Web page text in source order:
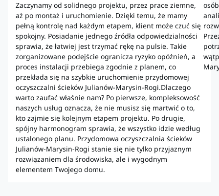
Zaczynamy od solidnego projektu, przez prace ziemne,
aż po montaż i uruchomienie. Dzięki temu, że mamy
pełną kontrolę nad każdym etapem, klient może czuć się
spokojny. Posiadanie jednego źródła odpowiedzialności
sprawia, że łatwiej jest trzymać rękę na pulsie. Takie
zorganizowane podejście ogranicza ryzyko opóźnień, a
proces instalacji przebiega zgodnie z planem, co
przekłada się na szybkie uruchomienie przydomowej
oczyszczalni ścieków Julianów-Marysin-Rogi.Dlaczego
warto zaufać właśnie nam? Po pierwsze, kompleksowość
naszych usług oznacza, że nie musisz się martwić o to,
kto zajmie się kolejnym etapem projektu. Po drugie,
spójny harmonogram sprawia, że wszystko idzie według
ustalonego planu. Przydomowa oczyszczalnia ścieków
Julianów-Marysin-Rogi stanie się nie tylko przyjaznym
rozwiązaniem dla środowiska, ale i wygodnym
elementem Twojego domu.